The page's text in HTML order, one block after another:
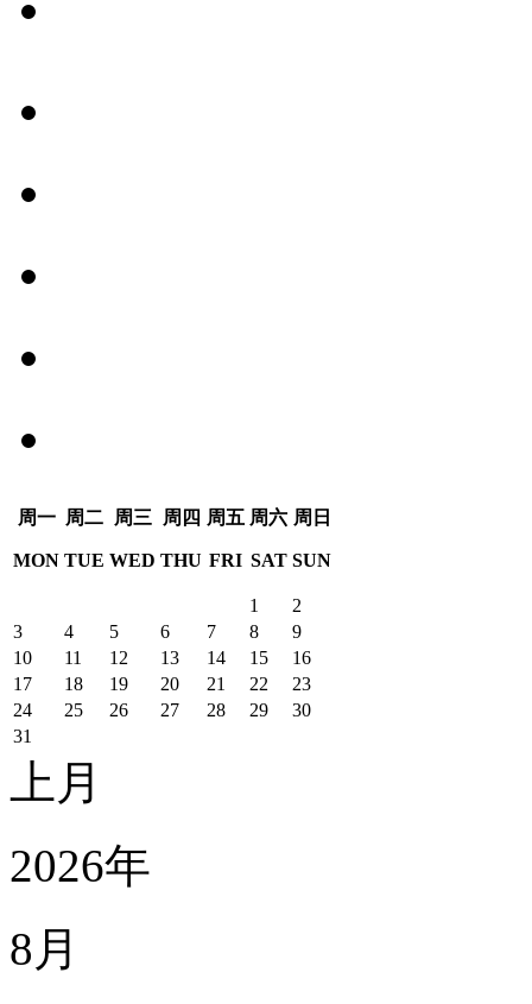
周一
MON
周二
TUE
周三
WED
周 四
THU
周五
FRI
周六
SAT
周 日
SUN
1
2
3
4 5 6 7 8
9
10
11 12 13 14 15
16
17
18 19 20 21 22
23
24
25 26 27 28 29
30
31
上月
2026年
8月